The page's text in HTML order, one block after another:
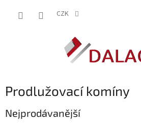
CZK
Prodlužovací komíny
Nejprodávanější